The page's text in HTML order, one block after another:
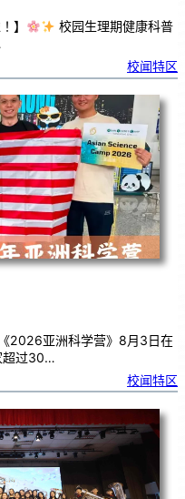
】
校园生理期健康科普
校闻特区
2026亚洲科学营》8月3日在
超过30…
校闻特区